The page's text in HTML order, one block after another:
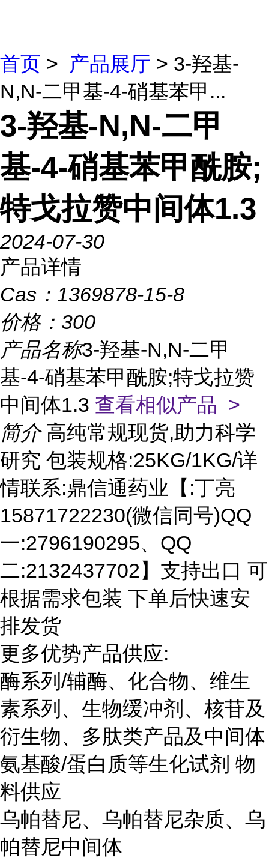
首页 > 产品展厅 > 3-羟基-
N,N-二甲基-4-硝基苯甲...
3-羟基-N,N-二甲
基-4-硝基苯甲酰胺;
特戈拉赞中间体1.3
2024-07-30
产品详情
Cas： 1369878-15-8
价格： 300
产品名称3-羟基-N,N-二甲
基-4-硝基苯甲酰胺;特戈拉赞
中间体1.3 查看相似产品 >
简介 高纯常规现货,助力科学
研究 包装规格:25KG/1KG/详
情联系:鼎信通药业【:丁亮
15871722230(微信同号)QQ
一:2796190295、QQ
二:2132437702】支持出口 可
根据需求包装 下单后快速安
排发货
更多优势产品供应:
酶系列/辅酶、化合物、维生
素系列、生物缓冲剂、核苷及
衍生物、多肽类产品及中间体
氨基酸/蛋白质等生化试剂 物
料供应
乌帕替尼、乌帕替尼杂质、乌
帕替尼中间体